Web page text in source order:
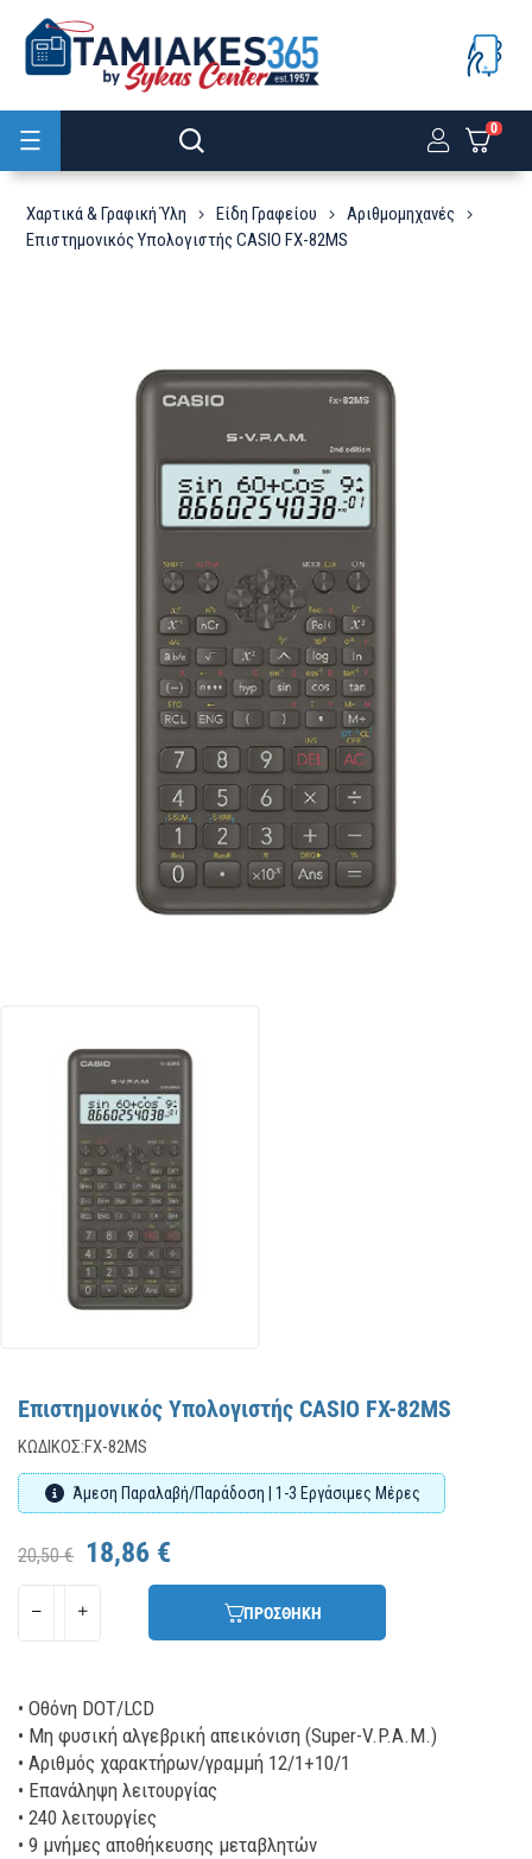
0
Χαρτικά & Γραφική Ύλη Είδη Γραφείου
Αριθμομηχανές
Επιστημονικός Υπολογιστής CASIO FX-82MS
Επιστημονικός Υπολογιστής CASIO FX-82MS
ΚΩΔΙΚΌΣ:FX-82MS
Άμεση Παραλαβή/Παράδοση | 1-3 Εργάσιμες Μέρες
20,50 € 18,86 €
ΠΡΟΣΘΗΚΗ
• Οθόνη DOT/LCD
• Μη φυσική αλγεβρική απεικόνιση (Super-V.P.A.M.)
• Αριθμός χαρακτήρων/γραμμή 12/1+10/1
• Επανάληψη λειτουργίας
• 240 λειτουργίες
• 9 μνήμες αποθήκευσης μεταβλητών